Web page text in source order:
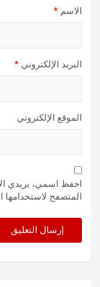
الاسم *
البريد الإلكتروني *
الموقع الإلكتروني
احفظ اسمي، بريدي
المتصفح لاستخدامها